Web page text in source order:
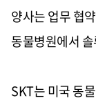
양사는 업무 협
동물병원에서
SKT는 미국 동